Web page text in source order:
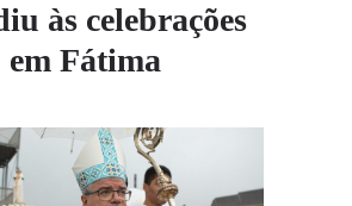
às celebrações
em Fátima